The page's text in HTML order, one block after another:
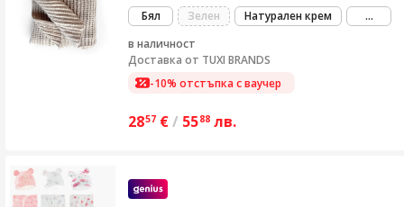
Бял Зелен Натурален крем ...виж
в наличност
Доставка от TUXI BRANDS
-10% отстъпка с ваучер
2857 €/ 5588 лв.